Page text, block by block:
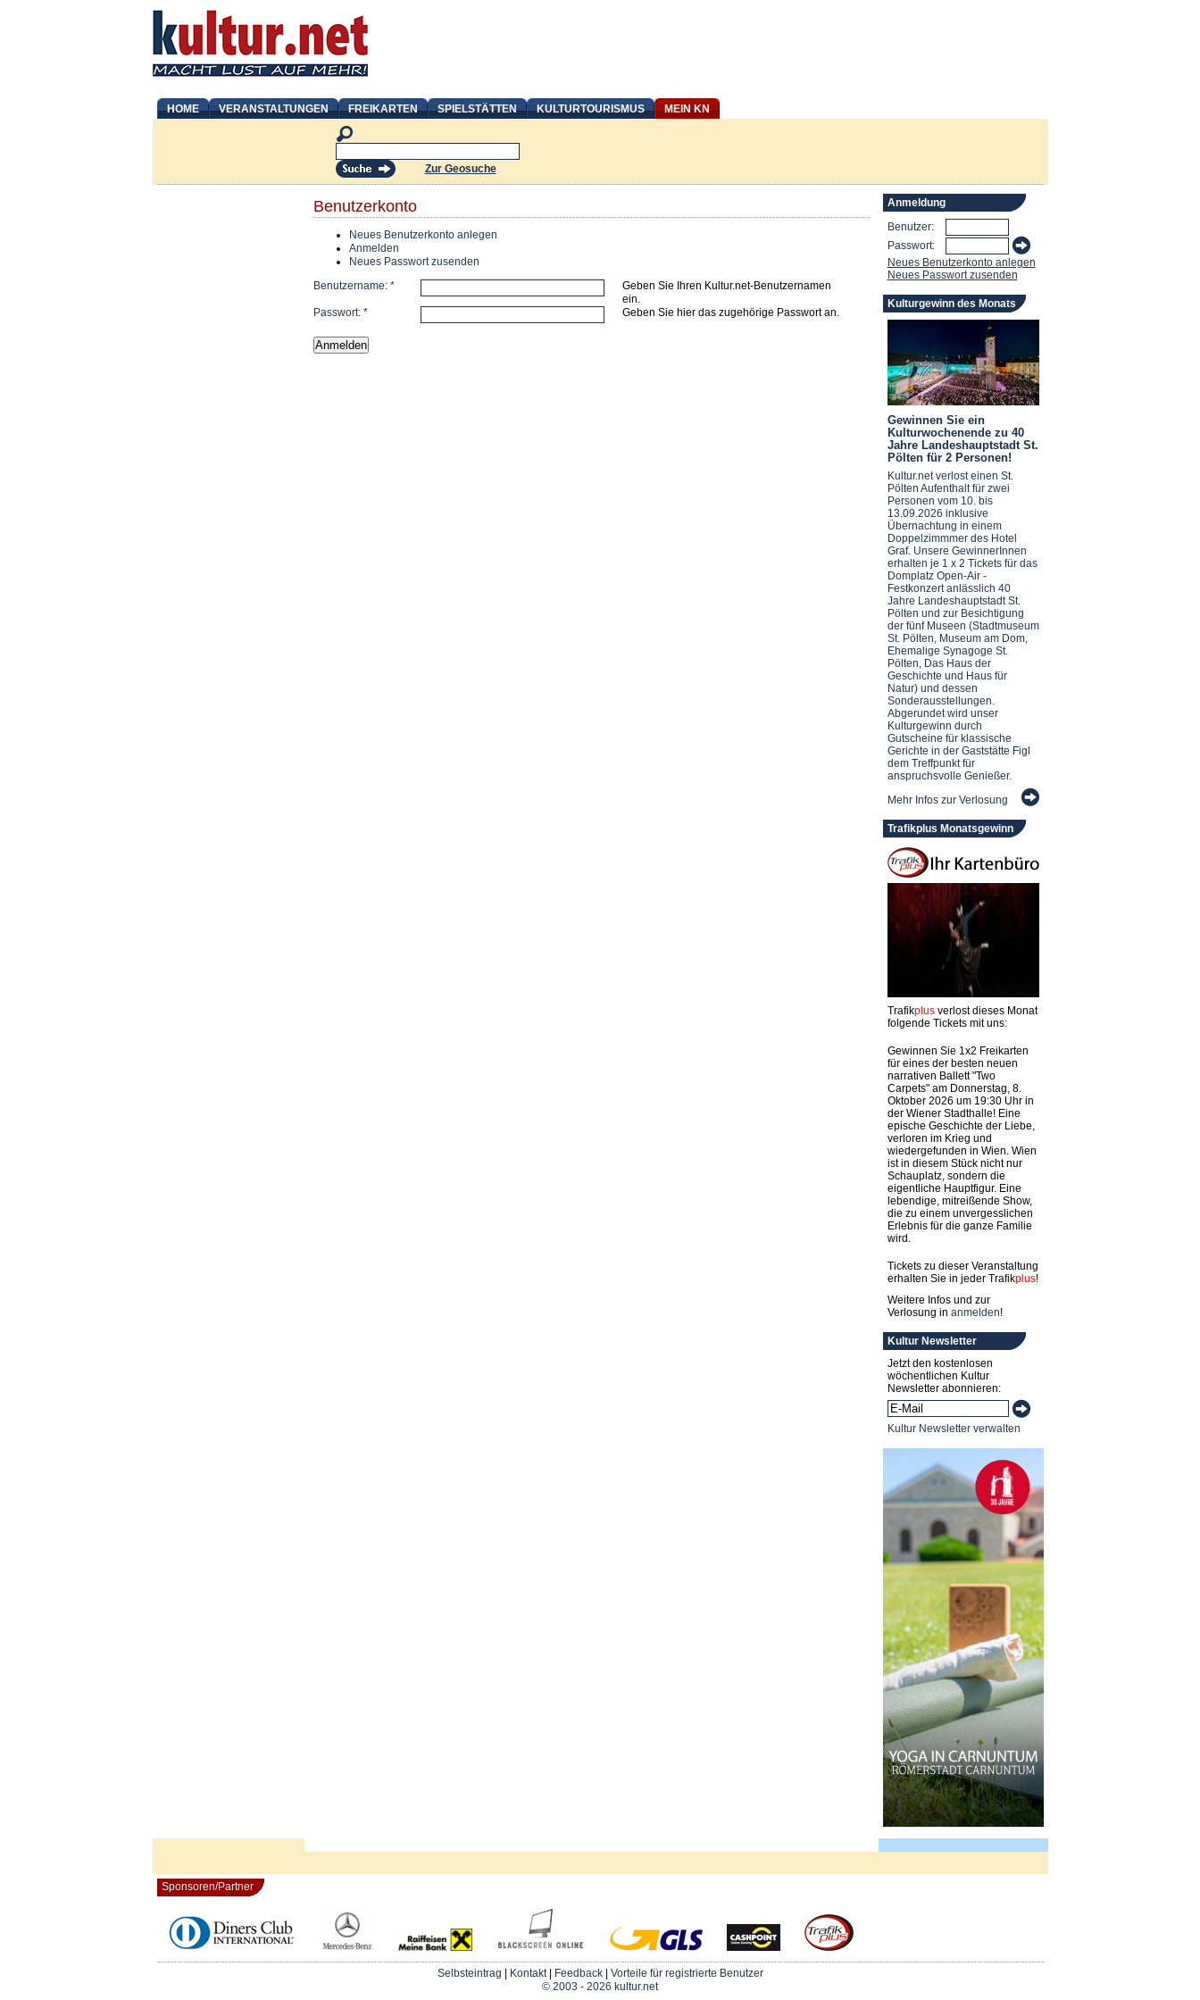
HOME VERANSTALTUNGEN FREIKARTEN SPIELSTÄTTEN KULTURTOURISMUS MEIN KN
Zur Geosuche
Benutzerkonto
Neues Benutzerkonto anlegen
Anmelden
Neues Passwort zusenden
Benutzername: *
Geben Sie Ihren Kultur.net-Benutzernamen
ein.
Passwort: * Geben Sie hier das zugehörige Passwort an.
Anmeldung
Benutzer:
Passwort:
Neues Benutzerkonto anlegen
Neues Passwort zusenden
Kulturgewinn des Monats
Gewinnen Sie ein
Kulturwochenende zu 40
Jahre Landeshauptstadt St.
Pölten für 2 Personen!
Kultur.net verlost einen St.
Pölten Aufenthalt für zwei
Personen vom 10. bis
13.09.2026 inklusive
Übernachtung in einem
Doppelzimmmer des Hotel
Graf. Unsere GewinnerInnen
erhalten je 1 x 2 Tickets für das
Domplatz Open-Air -
Festkonzert anlässlich 40
Jahre Landeshauptstadt St.
Pölten und zur Besichtigung
der fünf Museen (Stadtmuseum
St. Pölten, Museum am Dom,
Ehemalige Synagoge St.
Pölten, Das Haus der
Geschichte und Haus für
Natur) und dessen
Sonderausstellungen.
Abgerundet wird unser
Kulturgewinn durch
Gutscheine für klassische
Gerichte in der Gaststätte Figl
dem Treffpunkt für
anspruchsvolle Genießer.
Mehr Infos zur Verlosung
Trafikplus Monatsgewinn
Trafikplusverlost dieses Monat
folgende Tickets mit uns:
Gewinnen Sie 1x2 Freikarten
für eines der besten neuen
narrativen Ballett "Two
Carpets" am Donnerstag, 8.
Oktober 2026 um 19:30 Uhr in
der Wiener Stadthalle! Eine
epische Geschichte der Liebe,
verloren im Krieg und
wiedergefunden in Wien. Wien
ist in diesem Stück nicht nur
Schauplatz, sondern die
eigentliche Hauptfigur. Eine
lebendige, mitreißende Show,
die zu einem unvergesslichen
Erlebnis für die ganze Familie
wird.
Tickets zu dieser Veranstaltung
erhalten Sie in jeder Trafikplus!
Weitere Infos und zur
Verlosung in anmelden!
Kultur Newsletter
Jetzt den kostenlosen
wöchentlichen Kultur
Newsletter abonnieren:
Kultur Newsletter verwalten
Sponsoren/Partner
Selbsteintrag Kontakt| Feedback| Vorteile für registrierte Benutzer
© 2003 - 2026 kultur.net